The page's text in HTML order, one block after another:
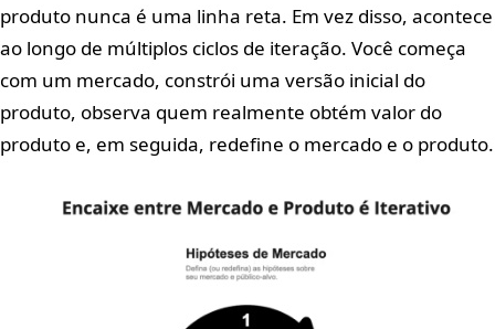
produto nunca é uma linha reta. Em vez disso, acontece
ao longo de múltiplos ciclos de iteração. Você começa
com um mercado, constrói uma versão inicial do
produto, observa quem realmente obtém valor do
produto e, em seguida, redefine o mercado e o produto.